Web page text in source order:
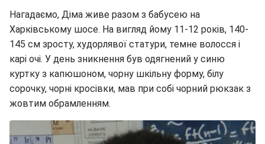
Нагадаємо, Діма живе разом з бабусею на
Харківському шосе. На вигляд йому 11-12 років, 140-
145 см зросту, худорлявої статури, темне волосся і
карі очі. У день зникнення був одягнений у синю
куртку з капюшоном, чорну шкільну форму, білу
сорочку, чорні кросівки, мав при собі чорний рюкзак з
жовтим обрамленням.